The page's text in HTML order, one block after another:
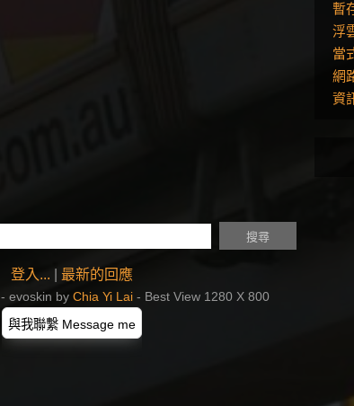
暫
浮
當
網
資
登入... 最新的回應
- evoskin by Chia Yi Lai - Best View 1280 X 800
與我聯繫 Message me